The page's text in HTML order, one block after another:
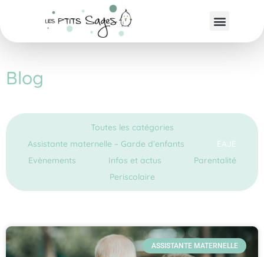
Blog
Toutes les catégories
Assistante maternelle – Garde d’enfants
EAJE
Evènements
Infos et actus
Parentalité
Periscolaire
ASSISTANTE MATERNELLE